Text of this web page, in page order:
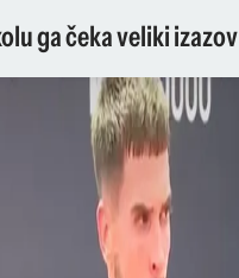
ga čeka veliki izazov